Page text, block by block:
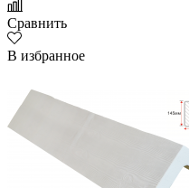
Сравнить
В избранное